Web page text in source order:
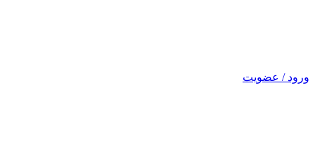
ورود / عضویت